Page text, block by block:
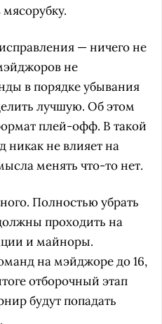
— ничего не
не
в порядке убывания
лучшую. Об этом
плей-офф. В такой
никак не влияет на
менять что-то нет.
Полностью убрать
проходить на
и майноры.
на мэйджоре до 16,
отборочный этап
будут попадать